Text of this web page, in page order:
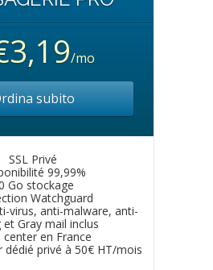
/mo
subito
SSL Privé
99,99%
Go stockage
Watchguard
virus, anti-malware, anti-
et Gray mail inclus
center en France
dédié privé à 50€ HT/mois